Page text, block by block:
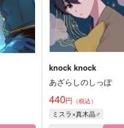
knock knock
あざらしのしっぽ
440円 （税込）
ミスラ×真木晶♂